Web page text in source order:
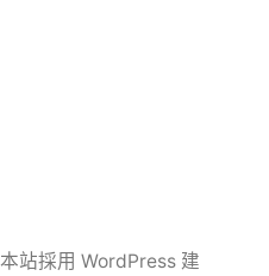
本站採用 WordPress 建